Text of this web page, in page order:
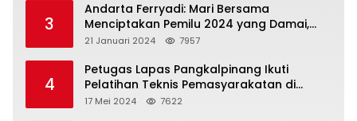
3
Andarta Ferryadi: Mari Bersama
Menciptakan Pemilu 2024 yang Damai,
Jujur dan Adil.
21 Januari 2024 7957
4
Petugas Lapas Pangkalpinang Ikuti
Pelatihan Teknis Pemasyarakatan di
Batam
17 Mei 2024 7622